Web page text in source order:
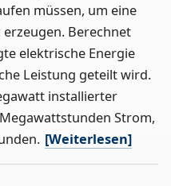
müssen, um eine
Berechnet
elektrische Energie
Leistung geteilt wird.
installierter
Strom,
[Weiterlesen]